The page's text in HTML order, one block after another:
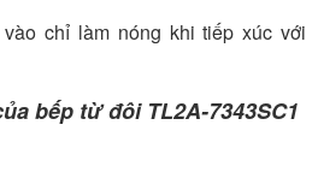
chỉ làm nóng khi tiếp xúc với
bếp từ đôi TL2A-7343SC1